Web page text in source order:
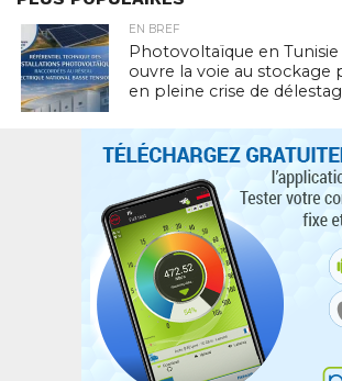
EN BREF
Photovoltaïque en Tunisie
ouvre la voie au stockage
en pleine crise de